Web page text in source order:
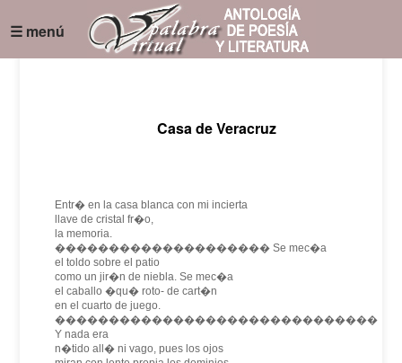
☰ menú
Casa de Veracruz
Entr� en la casa blanca con mi incierta
llave de cristal fr�o,
la memoria.
�������������������� Se mec�a
el toldo sobre el patio
como un jir�n de niebla. Se mec�a
el caballo �qu� roto- de cart�n
en el cuarto de juego.
������������������������������
Y nada era
n�tido all� ni vago, pues los ojos